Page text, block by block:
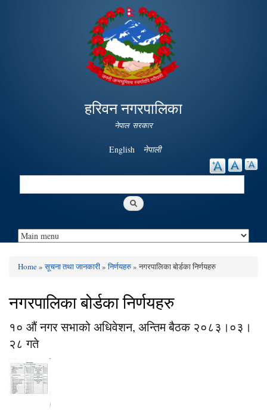
Skip to
main
content
हरिवन नगरपालिका
नेपाल सरकार
English नेपाली
Search
You are here
Home»सूचना तथा जानकारी»निर्णयहरु» नगरपालिका बोर्डका निर्णयहरु
नगरपालिका बोर्डका निर्णयहरु
१० औं नगर सभाको अधिवेशन, अन्तिम बैठक २०८३।०३।
२८ गते